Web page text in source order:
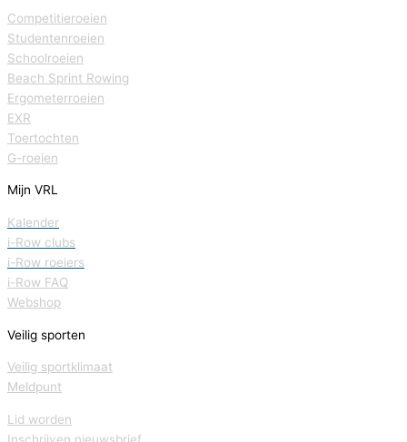
Competitieroeien
Studentenroeien
Schoolroeien
Beach Sprint Rowing
Ergometerroeien
EXR
Toertochten
G-roeien
Mijn VRL
Kalender
i-Row clubs
i-Row roeiers
i-Row FAQ
Webshop
Veilig sporten
Veilig sportklimaat
Meldpunt
Lid worden